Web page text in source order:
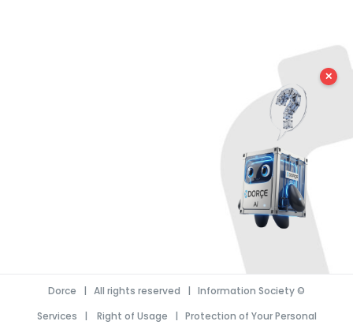
©
Dorce | All rights reserved | Information Society
Services | Right of Usage | Protection of Your Personal
✕